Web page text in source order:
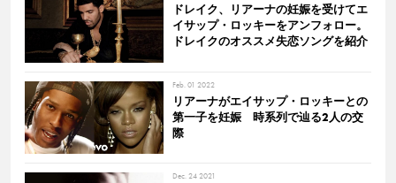
ドレイク、リアーナの妊娠を受けてエ
イサップ・ロッキーをアンフォロー。
ドレイクのオススメ失恋ソングを紹介
Feb. 01 2022
リアーナがエイサップ・ロッキーとの
第一子を妊娠 時系列で辿る2人の交
際
Dec. 24 2021